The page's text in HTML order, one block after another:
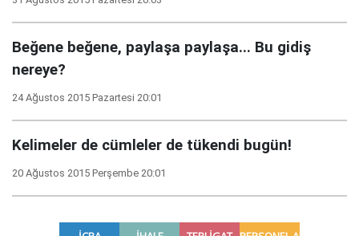
Beğene beğene, paylaşa paylaşa... Bu gidiş
nereye?
24 Ağustos 2015 Pazartesi 20:01
Kelimeler de cümleler de tükendi bugün!
20 Ağustos 2015 Perşembe 20:01